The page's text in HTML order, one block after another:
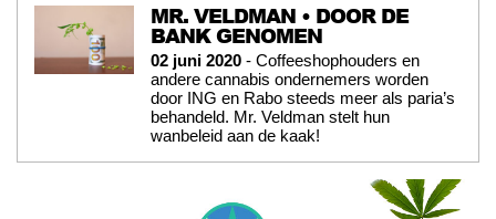
MR. VELDMAN • DOOR DE
BANK GENOMEN
02 juni 2020 - Coffeeshophouders en
andere cannabis ondernemers worden
door ING en Rabo steeds meer als paria’s
behandeld. Mr. Veldman stelt hun
wanbeleid aan de kaak!